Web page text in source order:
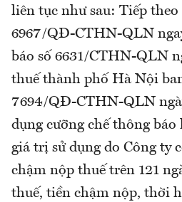
liên tục như sau: Tiếp theo
6967/QĐ-CTHN-QLN
báo số 6631/CTHN-QLN
thuế thành phố Hà Nội
7694/QĐ-CTHN-QLN
dụng cưỡng chế thông
giá trị sử dụng do Công ty
chậm nộp thuế trên 121
thuế, tiền chậm nộp, thời